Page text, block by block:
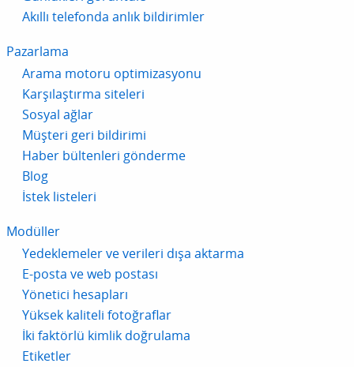
Akıllı telefonda anlık bildirimler
Pazarlama
Arama motoru optimizasyonu
Karşılaştırma siteleri
Sosyal ağlar
Müşteri geri bildirimi
Haber bültenleri gönderme
Blog
İstek listeleri
Modüller
Yedeklemeler ve verileri dışa aktarma
E-posta ve web postası
Yönetici hesapları
Yüksek kaliteli fotoğraflar
İki faktörlü kimlik doğrulama
Etiketler